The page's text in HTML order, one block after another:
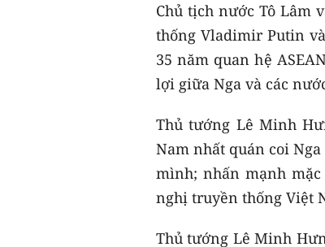
Chủ tịch nước Tô Lâm
thống Vladimir Putin
35 năm quan hệ
lợi giữa Nga và các
Thủ tướng Lê Minh
Nam nhất quán coi
mình; nhấn mạnh
nghị truyền thống Việt
Thủ tướng Lê Minh